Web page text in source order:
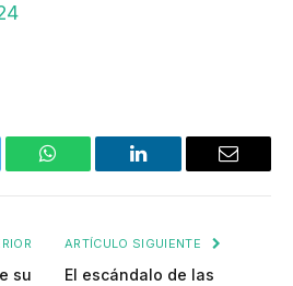
WhatsApp LinkedIn Email
su
ARTÍCULO SIGUIENTE
El escándalo de las